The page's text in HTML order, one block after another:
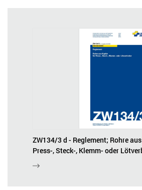
ZW134/3 d - Reglement; Rohre
Press-, Steck-, Klemm- oder